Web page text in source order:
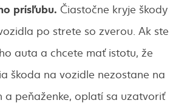
prísľubu. Čiastočne kryje škody
po strete so zverou. Ak ste
auta a chcete mať istotu, že
škoda na vozidle nezostane na
a peňaženke, oplatí sa uzatvoriť